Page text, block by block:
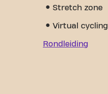
Stretch zone
Virtual cycling
Rondleiding